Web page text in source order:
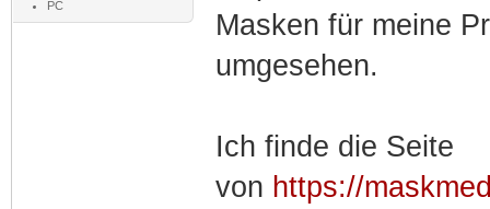
PC
Masken für meine
umgesehen.
Ich finde die Seite
von https://